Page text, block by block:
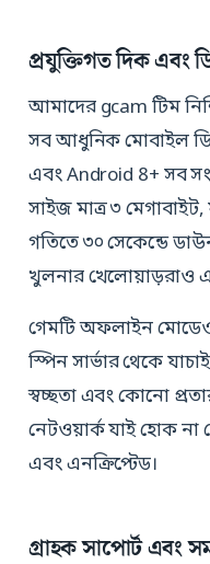
প্রযুক্তিগত দিক এবং
আমাদের gcam টিম
সব আধুনিক মোবাইল
এবং Android 8+ সব
সাইজ মাত্র ৩
গতিতে ৩০ সেকেন্ডে
খুলনার খেলোয়াড়রাও
গেমটি অফলাইন
স্পিন সার্ভার থেকে
স্বচ্ছতা এবং কোনো
নেটওয়ার্ক যাই হোক
এবং এনক্রিপ্টেড।
গ্রাহক সাপোর্ট এবং